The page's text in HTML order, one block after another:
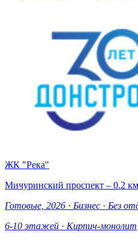
ЖК "Река"
Мичуринский проспект – 0.2 км
Готовые, 2026 · Бизнес · Без
6-10 этажей · Кирпич-монолит